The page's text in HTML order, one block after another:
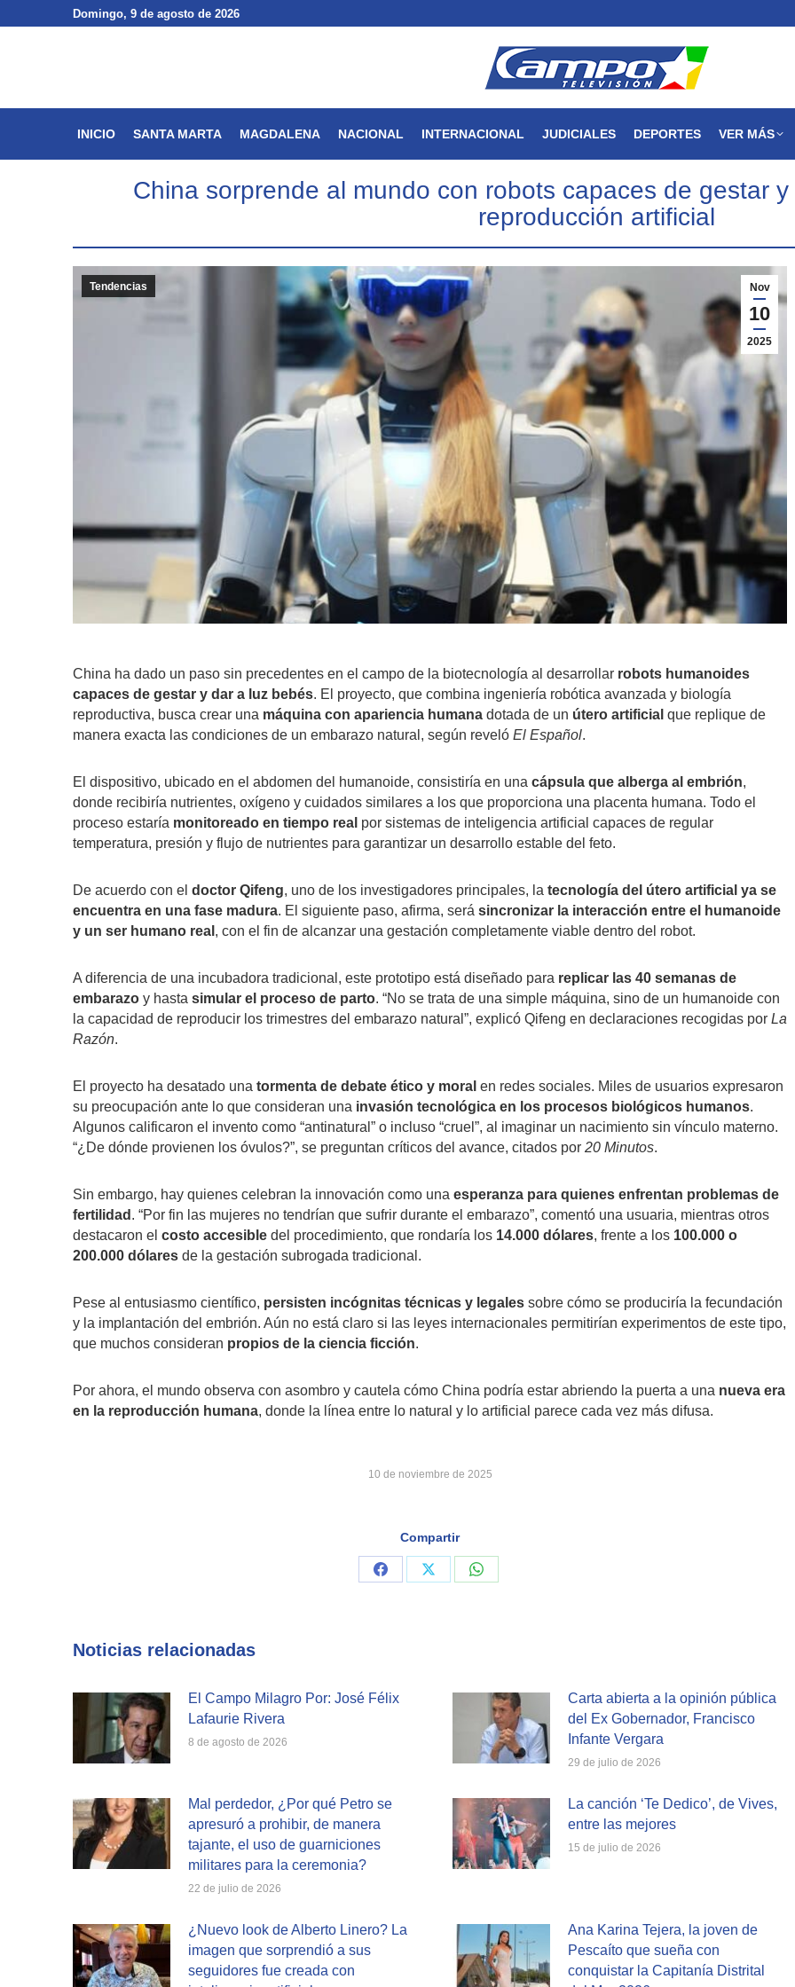
Domingo, 9 de agosto de 2026
INICIO SANTA MARTA MAGDALENA NACIONAL INTERNACIONAL JUDICIALES DEPORTES VER MÁS
China sorprende al mundo con robots capaces de gestar
reproducción artificial
Nov
10
2025
Tendencias
China ha dado un paso sin precedentes en el campo de la biotecnología al desarrollar robots humanoides
capaces de gestar y dar a luz bebés. El proyecto, que combina ingeniería robótica avanzada y biología
reproductiva, busca crear una máquina con apariencia humana dotada de un útero artificial que replique de
manera exacta las condiciones de un embarazo natural, según reveló El Español.
El dispositivo, ubicado en el abdomen del humanoide, consistiría en una cápsula que alberga al embrión,
donde recibiría nutrientes, oxígeno y cuidados similares a los que proporciona una placenta humana. Todo el
proceso estaría monitoreado en tiempo real por sistemas de inteligencia artificial capaces de regular
temperatura, presión y flujo de nutrientes para garantizar un desarrollo estable del feto.
De acuerdo con el doctor Qifeng, uno de los investigadores principales, la tecnología del útero artificial ya se
encuentra en una fase madura. El siguiente paso, afirma, será sincronizar la interacción entre el humanoide
y un ser humano real , con el fin de alcanzar una gestación completamente viable dentro del robot.
A diferencia de una incubadora tradicional, este prototipo está diseñado para replicar las 40 semanas de
embarazo y hasta simular el proceso de parto. “No se trata de una simple máquina, sino de un humanoide con
la capacidad de reproducir los trimestres del embarazo natural”, explicó Qifeng en declaraciones recogidas por La
Razón.
El proyecto ha desatado una tormenta de debate ético y moral en redes sociales. Miles de usuarios expresaron
su preocupación ante lo que consideran una invasión tecnológica en los procesos biológicos humanos.
Algunos calificaron el invento como “antinatural” o incluso “cruel”, al imaginar un nacimiento sin vínculo materno.
“¿De dónde provienen los óvulos?”, se preguntan críticos del avance, citados por 20 Minutos.
Sin embargo, hay quienes celebran la innovación como una esperanza para quienes enfrentan problemas de
fertilidad . “Por fin las mujeres no tendrían que sufrir durante el embarazo”, comentó una usuaria, mientras otros
destacaron el costo accesible del procedimiento, que rondaría los 14.000 dólares, frente a los 100.000 o
200.000 dólares de la gestación subrogada tradicional.
Pese al entusiasmo científico, persisten incógnitas técnicas y legales sobre cómo se produciría la fecundación
y la implantación del embrión. Aún no está claro si las leyes internacionales permitirían experimentos de este tipo,
que muchos consideran propios de la ciencia ficción.
Por ahora, el mundo observa con asombro y cautela cómo China podría estar abriendo la puerta a una nueva era
en la reproducción humana, donde la línea entre lo natural y lo artificial parece cada vez más difusa.
10 de noviembre de 2025
Compartir
Share
Share
Share
Noticias relacionadas
El Campo Milagro Por: José Félix
Lafaurie Rivera
8 de agosto de 2026
Carta abierta a la opinión pública
del Ex Gobernador, Francisco
Infante Vergara
29 de julio de 2026
Mal perdedor, ¿Por qué Petro se
apresuró a prohibir, de manera
tajante, el uso de guarniciones
militares para la ceremonia?
22 de julio de 2026
La canción ‘Te Dedico’, de Vives,
entre las mejores
15 de julio de 2026
¿Nuevo look de Alberto Linero? La
imagen que sorprendió a sus
seguidores fue creada con
Ana Karina Tejera, la joven de
Pescaíto que sueña con
conquistar la Capitanía Distrital
Domingo, 9 de agosto de 2026
NACIONAL INTERNACIONAL